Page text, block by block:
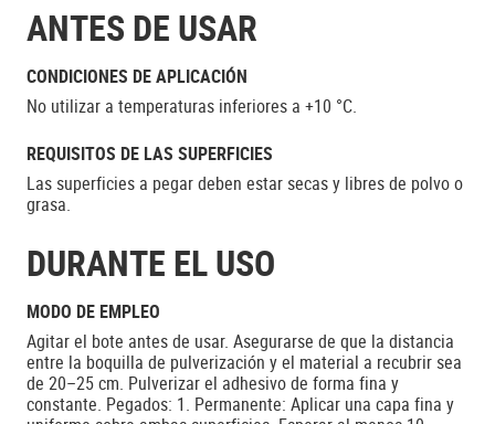
ANTES DE USAR
CONDICIONES DE APLICACIÓN
No utilizar a temperaturas inferiores a +10 °C.
REQUISITOS DE LAS SUPERFICIES
Las superficies a pegar deben estar secas y libres de polvo o
grasa.
DURANTE EL USO
MODO DE EMPLEO
Agitar el bote antes de usar. Asegurarse de que la distancia
entre la boquilla de pulverización y el material a recubrir sea
de 20–25 cm. Pulverizar el adhesivo de forma fina y
constante. Pegados: 1. Permanente: Aplicar una capa fina y